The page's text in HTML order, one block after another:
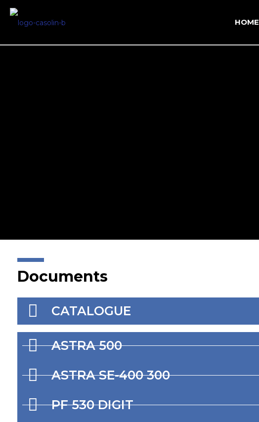
HOME
Documents
CATALOGUE
ASTRA 500
ASTRA SE-400 300
PF 530 DIGIT